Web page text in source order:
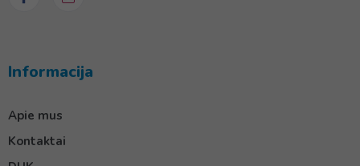
Informacija
Apie mus
Kontaktai